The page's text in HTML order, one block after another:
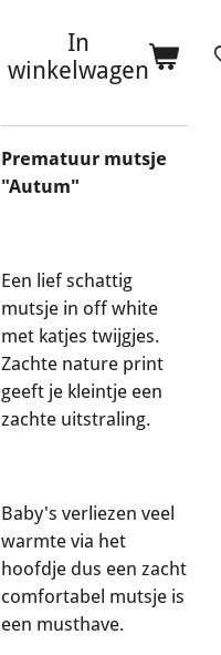
In
winkelwagen
Prematuur mutsje
"Autum"
Een lief schattig
mutsje in off white
met katjes twijgjes.
Zachte nature print
geeft je kleintje een
zachte uitstraling.
Baby's verliezen veel
warmte via het
hoofdje dus een zacht
comfortabel mutsje is
een musthave.